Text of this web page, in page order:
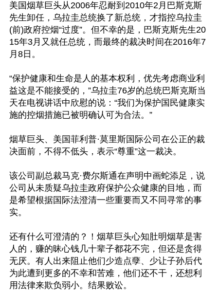
美国烟草巨头从2006年忍耐到2010年2月巴斯克斯
先生卸任，乌拉圭总统换了新总统，才指控乌拉圭
(前)政府控烟“过度”。但不幸的是，巴斯克斯先生20
15年3月又就任总统，而最终的裁决时间在2016年7
月8日。
“保护健康和生命是人的基本权利，优先考虑商业利
益这是不能接受的，”乌拉圭76岁的总统巴斯克斯当
天在电视讲话中欣慰的说：“我们为保护国民健康实
施的控烟措施已被明确认可为合法。”
烟草巨头、美国菲利普·莫里斯国际公司在公正的裁
决面前，不得不低头，表示“尊重”这一裁决。
该公司副总裁马克·费尔斯通在声明中画蛇添足，说
公司从未质疑乌拉圭政府保护公众健康的目地，而
是希望根据国际法澄清一些重要而又不同寻常的事
实。
还有什么可澄清的？！烟草巨头心知肚明烟草是害
人的，赚的昧心钱几十辈子都花不完，但还是贪得
无厌。有人出来阻止他们少造点孽、少让子孙后代
为此遭到更多的不幸和苦难，他们还不干，还想利
用法律来欺负弱小。结果败讼。